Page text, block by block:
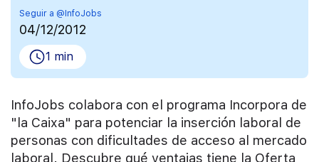
Seguir a @InfoJobs
04/12/2012
1 min
InfoJobs colabora con el programa Incorpora de
"la Caixa" para potenciar la inserción laboral de
personas con dificultades de acceso al mercado
laboral. Descubre qué ventajas tiene la Oferta